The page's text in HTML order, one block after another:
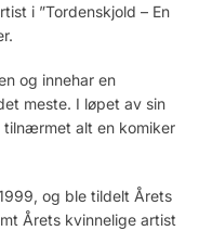
i ”Tordenskjold – En
og innehar en
meste. I løpet av sin
tilnærmet alt en komiker
og ble tildelt Årets
Årets kvinnelige artist